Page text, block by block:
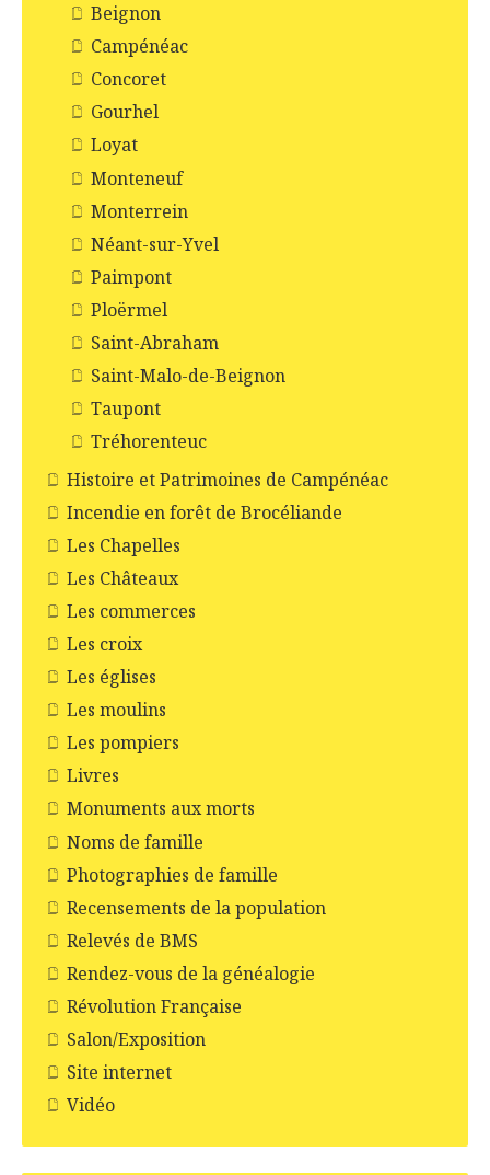
Beignon
Campénéac
Concoret
Gourhel
Loyat
Monteneuf
Monterrein
Néant-sur-Yvel
Paimpont
Ploërmel
Saint-Abraham
Saint-Malo-de-Beignon
Taupont
Tréhorenteuc
Histoire et Patrimoines de Campénéac
Incendie en forêt de Brocéliande
Les Chapelles
Les Châteaux
Les commerces
Les croix
Les églises
Les moulins
Les pompiers
Livres
Monuments aux morts
Noms de famille
Photographies de famille
Recensements de la population
Relevés de BMS
Rendez-vous de la généalogie
Révolution Française
Salon/Exposition
Site internet
Vidéo